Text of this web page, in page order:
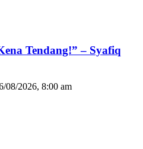
Tendang!” – Syafiq
08/2026, 8:00 am